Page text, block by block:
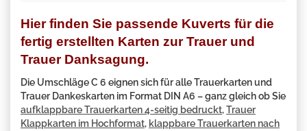
Hier finden Sie passende Kuverts für die
fertig erstellten Karten zur Trauer und
Trauer Danksagung.
Die Umschläge C 6 eignen sich für alle Trauerkarten und
Trauer Dankeskarten im Format DIN A6 – ganz gleich ob Sie
aufklappbare Trauerkarten 4-seitig bedruckt,Trauer
Klappkarten im Hochformat, klappbare Trauerkarten nach